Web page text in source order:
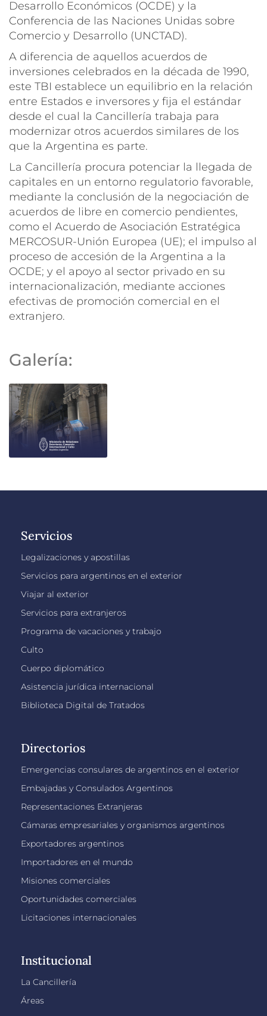
Desarrollo Económicos (OCDE) y la
Conferencia de las Naciones Unidas sobre
Comercio y Desarrollo (UNCTAD).
A diferencia de aquellos acuerdos de
inversiones celebrados en la década de 1990,
este TBI establece un equilibrio en la relación
entre Estados e inversores y fija el estándar
desde el cual la Cancillería trabaja para
modernizar otros acuerdos similares de los
que la Argentina es parte.
La Cancillería procura potenciar la llegada de
capitales en un entorno regulatorio favorable,
mediante la conclusión de la negociación de
acuerdos de libre en comercio pendientes,
como el Acuerdo de Asociación Estratégica
MERCOSUR-Unión Europea (UE); el impulso al
proceso de accesión de la Argentina a la
OCDE; y el apoyo al sector privado en su
internacionalización, mediante acciones
efectivas de promoción comercial en el
extranjero.
Galería:
Servicios
Legalizaciones y apostillas
Servicios para argentinos en el exterior
Viajar al exterior
Servicios para extranjeros
Programa de vacaciones y trabajo
Culto
Cuerpo diplomático
Asistencia jurídica internacional
Biblioteca Digital de Tratados
Directorios
Emergencias consulares de argentinos en el exterior
Embajadas y Consulados Argentinos
Representaciones Extranjeras
Cámaras empresariales y organismos argentinos
Exportadores argentinos
Importadores en el mundo
Misiones comerciales
Oportunidades comerciales
Licitaciones internacionales
Institucional
La Cancillería
Áreas